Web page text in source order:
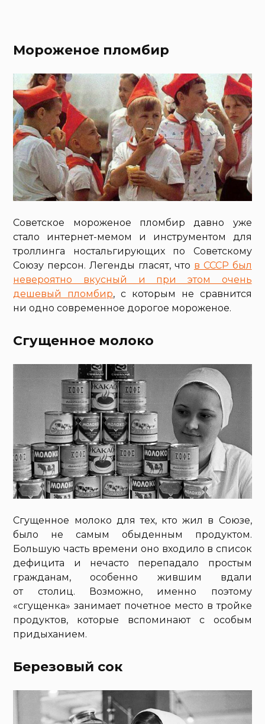
Мороженое пломбир
Советское мороженое пломбир давно уже
стало интернет-мемом и инструментом для
троллинга ностальгирующих по Советскому
Союзу персон. Легенды гласят, что в СССР был
невероятно вкусный и при этом очень
дешевый пломбир, с которым не сравнится
ни одно современное дорогое мороженое.
Сгущенное молоко
Сгущенное молоко для тех, кто жил в Союзе,
было не самым обыденным продуктом.
Большую часть времени оно входило в список
дефицита и нечасто перепадало простым
гражданам, особенно жившим вдали
от столиц. Возможно, именно поэтому
«сгущенка» занимает почетное место в тройке
продуктов, которые вспоминают с особым
придыханием.
Березовый сок